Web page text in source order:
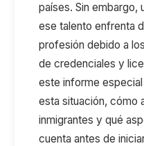
países. Sin embargo,
ese talento enfrenta
profesión debido a
de credenciales y
este informe
esta situación, cómo
inmigrantes y qué
cuenta antes de